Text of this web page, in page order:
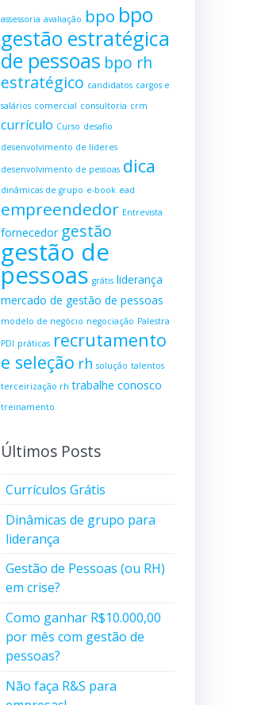
assessoria avaliação bpo bpo
gestão estratégica
de pessoas bpo rh
estratégico candidatos cargos e
salários comercial consultoria crm
currículo Curso desafio
desenvolvimento de líderes
desenvolvimento de pessoas dica
dinâmicas de grupo e-book ead
empreendedor Entrevista
fornecedor gestão
gestão de
pessoas grátis liderança
mercado de gestão de pessoas
modelo de negócio negociação Palestra
PDI práticas recrutamento
e seleção rh solução talentos
terceirização rh trabalhe conosco
treinamento
Últimos Posts
Currículos Grátis
Dinâmicas de grupo para
liderança
Gestão de Pessoas (ou RH)
em crise?
Como ganhar R$10.000,00
por mês com gestão de
pessoas?
Não faça R&S para